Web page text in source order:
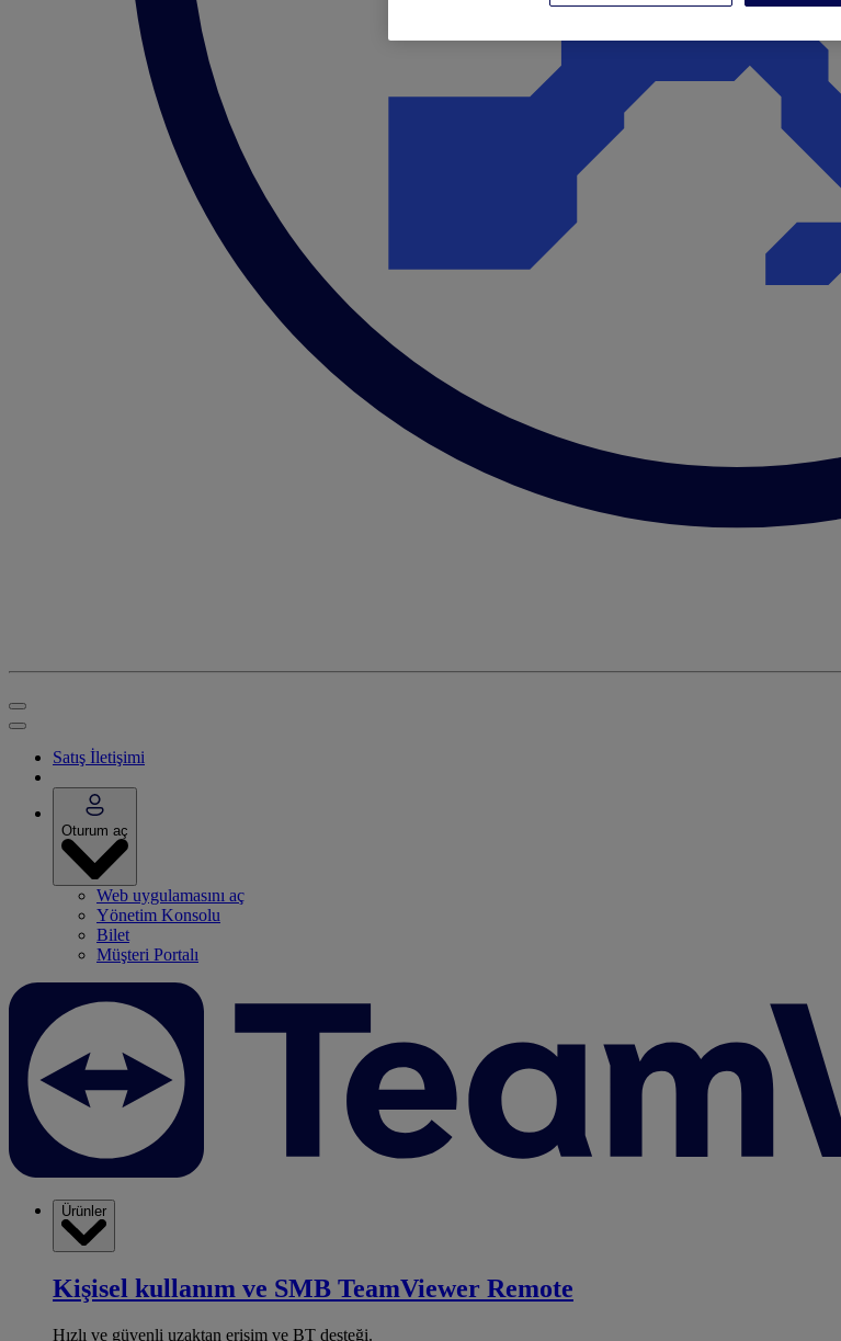
Satış İletişimi
Oturum aç
Web uygulamasını aç
Yönetim Konsolu
Bilet
Müşteri Portalı
Ürünler
Kişisel kullanım ve SMB TeamViewer Remote
Hızlı ve güvenli uzaktan erişim ve BT desteği.